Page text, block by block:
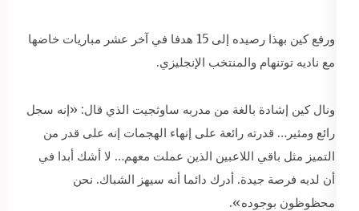
ورفع كين بهذا رصيده إلى 15 هدفا في آخر عشر مباريات خاضها
مع ناديه توتنهام والمنتخب الإنجليزي.
ونال كين إشادة بالغة من مدربه ساوثجيت الذي قال: «إنه سجل
رائع ومثير… قدرته رائعة على إنهاء الهجمات إنه على قدر من
التميز مثل باقي اللاعبين الذين عملت معهم… لا أشك أبدا في
أن لديه فرصة جيدة. أدرك دائما أنه سيهز الشباك. نحن
محظوظون بوجوده».